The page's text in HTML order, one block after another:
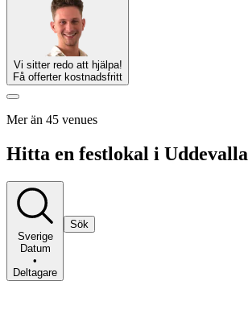
Vi sitter redo att hjälpa!
Få offerter kostnadsfritt
Mer än 45 venues
Hitta en festlokal i Uddevalla
Sverige
Datum
•
Deltagare
Sök